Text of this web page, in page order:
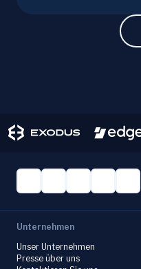
Unternehmen
Unser Unternehmen
Presse über uns